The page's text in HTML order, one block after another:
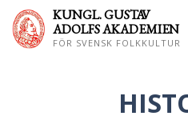
KUNGL. GUSTAV
ADOLFS AKADEMIEN
FÖR SVENSK FOLKKULTUR